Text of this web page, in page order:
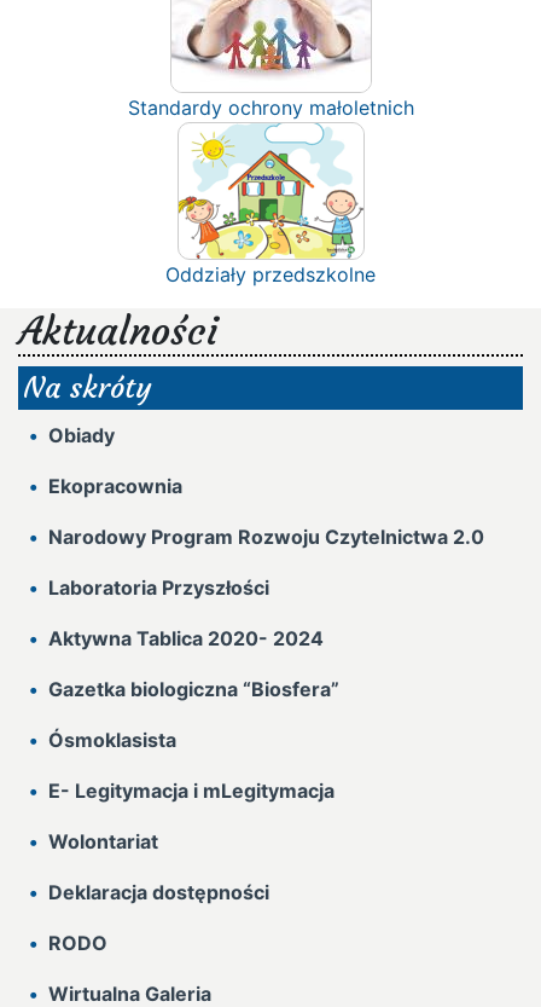
Standardy ochrony małoletnich
Oddziały przedszkolne
Aktualności
Na skróty
Obiady
Ekopracownia
Narodowy Program Rozwoju Czytelnictwa 2.0
Laboratoria Przyszłości
Aktywna Tablica 2020- 2024
Gazetka biologiczna “Biosfera”
Ósmoklasista
E- Legitymacja i mLegitymacja
Wolontariat
Deklaracja dostępności
RODO
Wirtualna Galeria